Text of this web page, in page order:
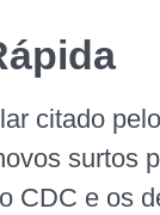
citado
surtos
CDC e os